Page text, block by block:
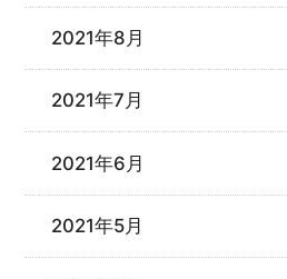
2021年8月
2021年7月
2021年6月
2021年5月